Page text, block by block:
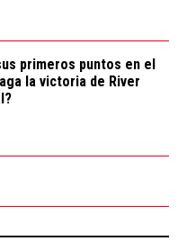
primeros puntos en el
la victoria de River